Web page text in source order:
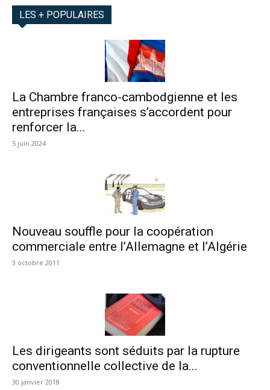
LES + POPULAIRES
La Chambre franco-cambodgienne et les
entreprises françaises s’accordent pour
renforcer la...
5 juin 2024
Nouveau souffle pour la coopération
commerciale entre l’Allemagne et l’Algérie
3 octobre 2011
Les dirigeants sont séduits par la rupture
conventionnelle collective de la...
30 janvier 2018